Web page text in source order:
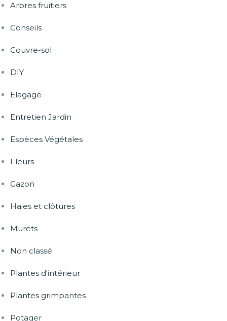
Arbres fruitiers
Conseils
Couvre-sol
DIY
Elagage
Entretien Jardin
Espèces Végétales
Fleurs
Gazon
Haies et clôtures
Murets
Non classé
Plantes d'intérieur
Plantes grimpantes
Potager